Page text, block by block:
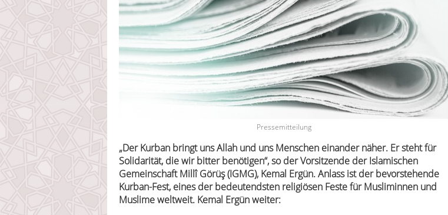
Pressemitteilung
„Der Kurban bringt uns Allah und uns Menschen einander näher. Er steht für
Solidarität, die wir bitter benötigen“, so der Vorsitzende der Islamischen
Gemeinschaft Millî Görüş (IGMG), Kemal Ergün. Anlass ist der bevorstehende
Kurban-Fest, eines der bedeutendsten religiösen Feste für Musliminnen und
Muslime weltweit. Kemal Ergün weiter: